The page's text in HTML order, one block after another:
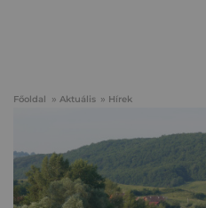
Főoldal Aktuális Hírek